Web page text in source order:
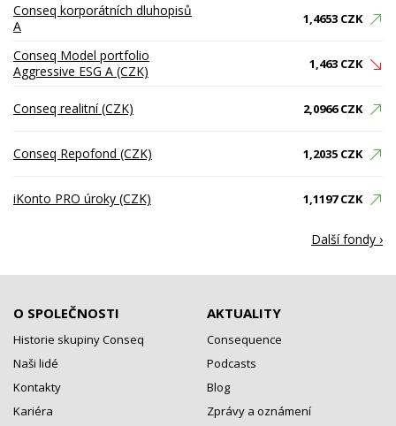
Conseq korporátních dluhopisů
A
1,4653 CZK
Conseq Model portfolio
Aggressive ESG A (CZK)
1,463 CZK
Conseq realitní (CZK) 2,0966 CZK
Conseq Repofond (CZK) 1,2035 CZK
iKonto PRO úroky (CZK) 1,1197 CZK
Další fondy ›
O SPOLEČNOSTI
Historie skupiny Conseq
Naši lidé
Kontakty
Kariéra
AKTUALITY
Consequence
Podcasts
Blog
Zprávy a oznámení